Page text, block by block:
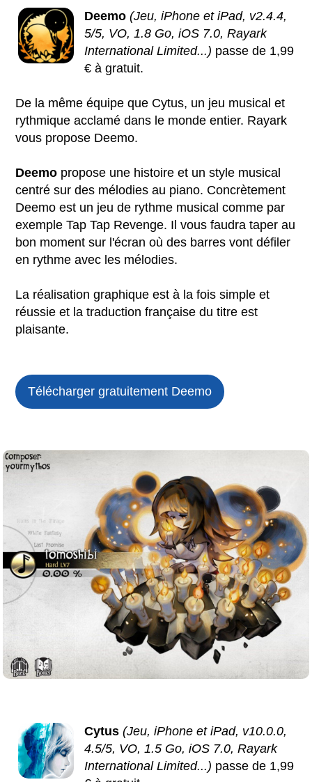
Deemo (Jeu, iPhone et iPad, v2.4.4,
5/5, VO, 1.8 Go, iOS 7.0, Rayark
International Limited...) passe de 1,99
€ à gratuit.
De la même équipe que Cytus, un jeu musical et
rythmique acclamé dans le monde entier. Rayark
vous propose Deemo.
Deemo propose une histoire et un style musical
centré sur des mélodies au piano. Concrètement
Deemo est un jeu de rythme musical comme par
exemple Tap Tap Revenge. Il vous faudra taper au
bon moment sur l'écran où des barres vont défiler
en rythme avec les mélodies.
La réalisation graphique est à la fois simple et
réussie et la traduction française du titre est
plaisante.
Télécharger gratuitement Deemo
Cytus (Jeu, iPhone et iPad, v10.0.0,
4.5/5, VO, 1.5 Go, iOS 7.0, Rayark
International Limited...) passe de 1,99